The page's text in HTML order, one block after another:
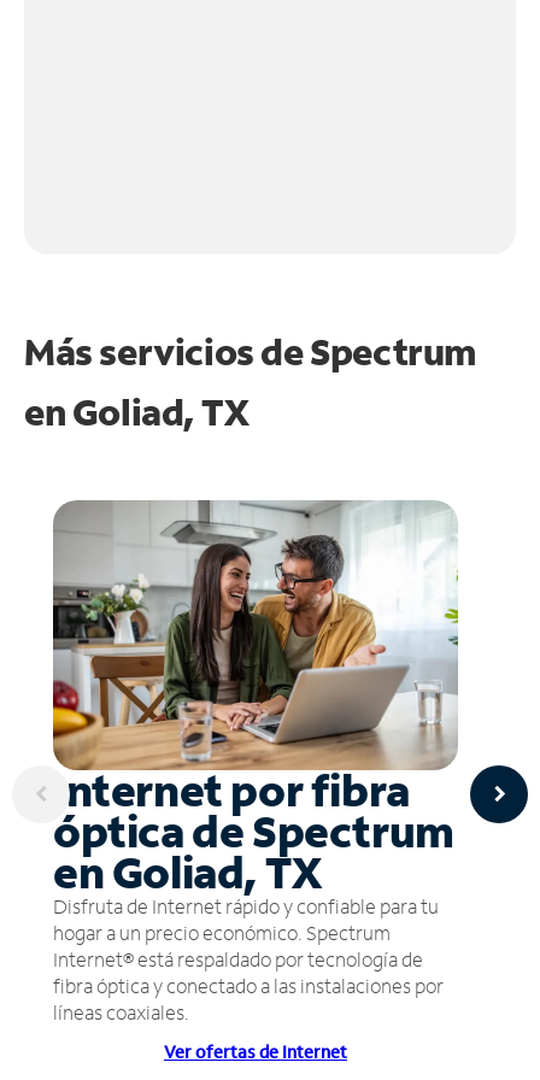
Más servicios de Spectrum
enGoliad, TX
Internet por fibra
óptica de Spectrum
en Goliad, TX
Disfruta de Internet rápido y confiable para tu
hogar a un precio económico. Spectrum
Internet® está respaldado por tecnología de
fibra óptica y conectado a las instalaciones por
líneas coaxiales.
Ver ofertas de Internet